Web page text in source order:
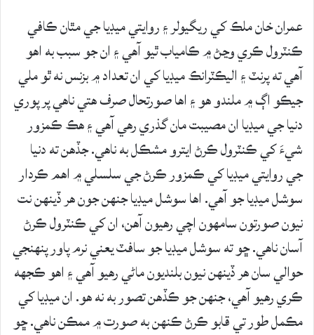
عمران خان ملڪ کي ريگيولر ۽ روايتي ميڊيا جي مٿان ڪافي
ڪنٽرول ڪري وڃڻ ۾ ڪامياب ٿيو آهي ۽ ان جو سبب به اهو
آهي ته پرنٽ ۽ اليڪٽرانڪ ميڊيا کي ان تعداد ۾ بزنس نه ٿو ملي
جيڪو اڳ ۾ ملندو هو ۽ اها صورتحال صرف هتي ناهي پر پوري
دنيا جي ميڊيا ان مصيبت مان گذري رهي آهي ۽ هڪ ڪمزور
شيءَ کي ڪنٽرول ڪرڻ ايترو مشڪل به ناهي. جڏهن ته دنيا
جي روايتي ميڊيا کي ڪمزور ڪرڻ جي سلسلي ۾ اهم ڪردار
سوشل ميڊيا جو آهي. اها سوشل ميڊيا جنهن جون هر ڏينهن نت
نيون صورتون سامهون اچي رهيون آهن، ان کي ڪنٽرول ڪرڻ
آسان ناهي. ڇو ته سوشل ميڊيا جو سافٽ يعني نرم پاور پنهنجي
حوالي سان هر ڏينهن نيون بلنديون ماڻي رهيو آهي ۽ اهو ڪجهه
ڪري رهيو آهي، جنهن جو ڪڏهن تصور به نه هو. ان ميڊيا کي
مڪمل طور تي قابو ڪرڻ ڪنهن به صورت ۾ ممڪن ناهي. ڇو